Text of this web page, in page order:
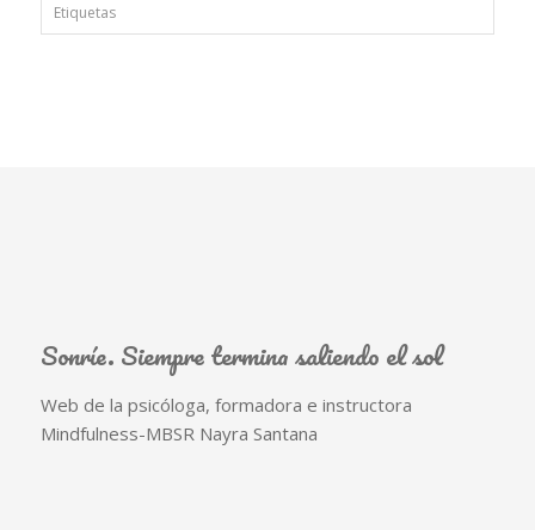
Etiquetas
Sonríe. Siempre termina saliendo el sol
Web de la psicóloga, formadora e instructora
Mindfulness-MBSR Nayra Santana